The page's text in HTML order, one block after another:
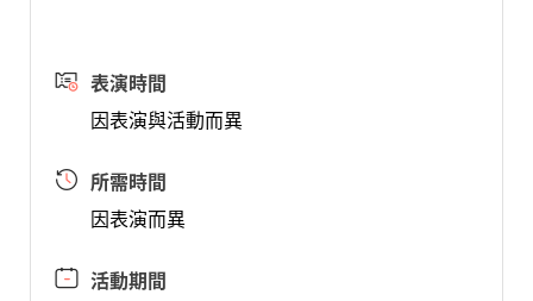
表演時間
因表演與活動而異
所需時間
因表演而異
活動期間